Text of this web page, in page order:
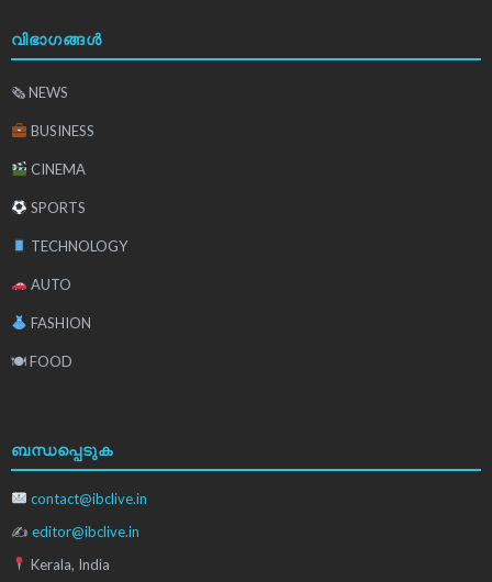
വിഭാഗങ്ങൾ
🗞 NEWS
BUSINESS
CINEMA
SPORTS
TECHNOLOGY
AUTO
FASHION
🍽 FOOD
ബന്ധപ്പെടുക
contact@ibclive.in
✍ editor@ibclive.in
Kerala, India